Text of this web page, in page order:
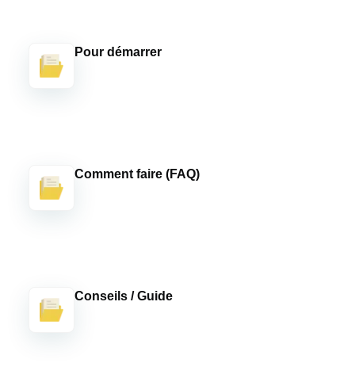
Pour démarrer
Comment faire (FAQ)
Conseils / Guide